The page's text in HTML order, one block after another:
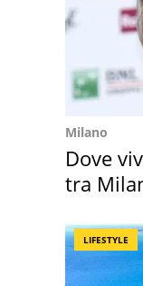
Milano
Dove
tra
LIFESTYLE